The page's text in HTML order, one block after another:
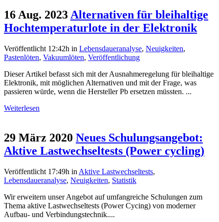
16 Aug. 2023 Alternativen für bleihaltige
Hochtemperaturlote in der Elektronik
Veröffentlicht 12:42h in Lebensdaueranalyse, Neuigkeiten,
Pastenlöten, Vakuumlöten, Veröffentlichung
Dieser Artikel befasst sich mit der Ausnahmeregelung für bleihaltige
Elektronik, mit möglichen Alternativen und mit der Frage, was
passieren würde, wenn die Hersteller Pb ersetzen müssten. ...
Weiterlesen
29 März 2020 Neues Schulungsangebot:
Aktive Lastwechseltests (Power cycling)
Veröffentlicht 17:49h in Aktive Lastwechseltests,
Lebensdaueranalyse, Neuigkeiten, Statistik
Wir erweitern unser Angebot auf umfangreiche Schulungen zum
Thema aktive Lastwechseltests (Power Cycing) von moderner
Aufbau- und Verbindungstechnik....